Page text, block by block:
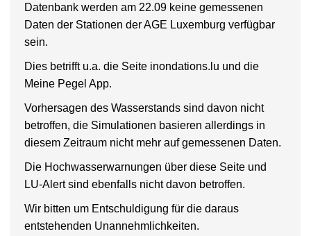
Datenbank werden am 22.09 keine gemessenen
Daten der Stationen der AGE Luxemburg verfügbar
sein.
Dies betrifft u.a. die Seite inondations.lu und die
Meine Pegel App.
Vorhersagen des Wasserstands sind davon nicht
betroffen, die Simulationen basieren allerdings in
diesem Zeitraum nicht mehr auf gemessenen Daten.
Die Hochwasserwarnungen über diese Seite und
LU-Alert sind ebenfalls nicht davon betroffen.
Wir bitten um Entschuldigung für die daraus
entstehenden Unannehmlichkeiten.